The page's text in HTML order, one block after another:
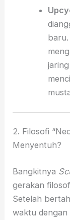
baru.
2. Filosofi
Menyentuh?
Bangkitnya
gerakan
Setelah
waktu